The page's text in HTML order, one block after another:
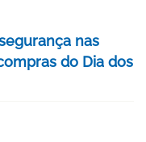
nas
do Dia dos